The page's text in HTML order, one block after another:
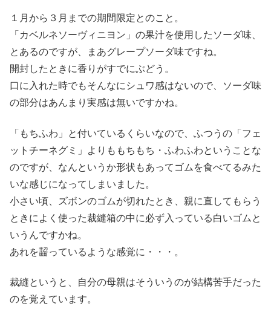
１月から３月までの期間限定とのこと。
「カベルネソーヴィニヨン」の果汁を使用したソーダ味、
とあるのですが、まあグレープソーダ味ですね。
開封したときに香りがすでにぶどう。
口に入れた時でもそんなにシュワ感はないので、ソーダ味
の部分はあんまり実感は無いですかね。
「もちふわ」と付いているくらいなので、ふつうの「フェ
ットチーネグミ」よりももちもち・ふわふわということな
のですが、なんというか形状もあってゴムを食べてるみた
いな感じになってしまいました。
小さい頃、ズボンのゴムが切れたとき、親に直してもらう
ときによく使った裁縫箱の中に必ず入っている白いゴムと
いうんですかね。
あれを齧っているような感覚に・・・。
裁縫というと、自分の母親はそういうのが結構苦手だった
のを覚えています。